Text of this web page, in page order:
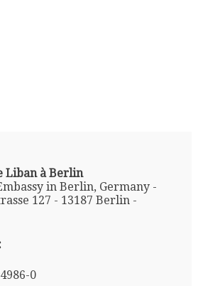
Liban à Berlin
in Berlin, Germany -
127 - 13187 Berlin -
0